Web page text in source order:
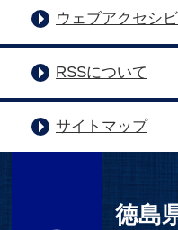
ウェブアクセシ
RSSについて
サイトマップ
徳島